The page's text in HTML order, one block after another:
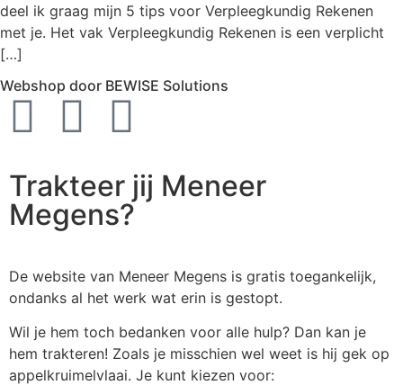
deel ik graag mijn 5 tips voor Verpleegkundig Rekenen
met je. Het vak Verpleegkundig Rekenen is een verplicht
[…]
Webshop door BEWISE Solutions
Trakteer jij Meneer
Megens?
De website van Meneer Megens is gratis toegankelijk,
ondanks al het werk wat erin is gestopt.
Wil je hem toch bedanken voor alle hulp? Dan kan je
hem trakteren! Zoals je misschien wel weet is hij gek op
appelkruimelvlaai. Je kunt kiezen voor: